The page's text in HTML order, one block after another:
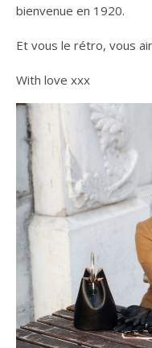
bienvenue en 1920.
Et vous le rétro, vous
With love xxx